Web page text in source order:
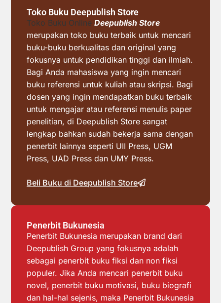
Toko Buku Deepublish Store
Toko Buku Online Deepublish Store
merupakan toko buku terbaik untuk mencari
buku-buku berkualitas dan original yang
fokusnya untuk pendidikan tinggi dan ilmiah.
Bagi Anda mahasiswa yang ingin mencari
buku referensi untuk kuliah atau skripsi. Bagi
dosen yang ingin mendapatkan buku terbaik
untuk mengajar atau referensi menulis paper
penelitian, di Deepublish Store sangat
lengkap bahkan sudah bekerja sama dengan
penerbit lainnya seperti UII Press, UGM
Press, UAD Press dan UMY Press.
Beli Buku di Deepublish Store
Penerbit Bukunesia
Penerbit Bukunesia merupakan brand dari
Deepublish Group yang fokusnya adalah
sebagai penerbit buku fiksi dan non fiksi
populer. Jika Anda mencari penerbit buku
novel, penerbit buku motivasi, buku biografi
dan hal-hal sejenis, maka Penerbit Bukunesia